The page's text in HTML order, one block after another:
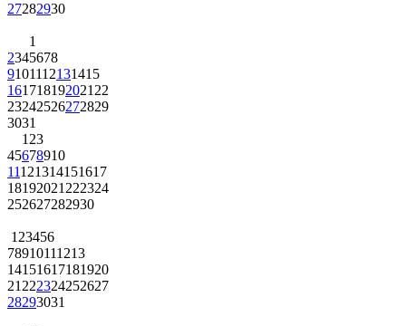
27282930
1
2345678
9101112131415
161718192021 22
23242526272829
3031
1 23
45678910
11121314151617
18192021 222324
252627282930
1 23456
78910111213
14151617181920
21 222324252627
28293031